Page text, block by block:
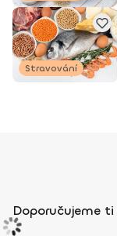
Stravování
Doporučujeme ti